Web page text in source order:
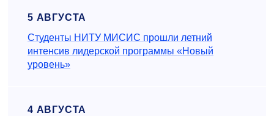
5 АВГУСТА
Студенты НИТУ МИСИС прошли летний
интенсив лидерской программы «Новый
уровень»
4 АВГУСТА